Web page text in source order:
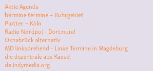
MonogamiePolyamorietreff
azz#vortragantifa
mitismusMusik#cubakultur
VKqueer#Demo
Aktie Agenda
hermine termine – Ruhrgebiet
Plotter – Köln
Radio Nordpol - Dortmund
Osnabrück alternativ
MD linksdrehend - Linke Termine in Magdeburg
die dezentrale aus Kassel
de.indymedia.org